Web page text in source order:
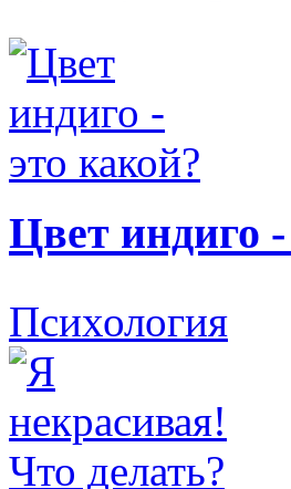
Цвет индиго
Психология